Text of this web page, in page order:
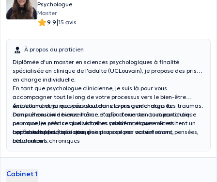
Psychologue
Master
9.9|15 avis
À propos du praticien
Diplômée d'un master en sciences psychologiques à finalité
spécialisée en clinique de l'adulte (UCLouvain), je propose des prises
en charge individuelle.
En tant que psychologue clinicienne, je suis là pour vous
accompagner tout le long de votre processus vers le bien-être
émotionnel ainsi que vous soutenir et vous guider dans la
compréhension de vous-même. J'apporte un soin tout particulier
pour que les séances individuelles soient un espace sûr et
confidentiel pour que vous puissiez explorer vos émotions, pensées,
etc.
Actuellement, je me spécialise dans la prise en charge des traumas.
Dans un souci de bienveillance et afin d’orienter au mieux chaque
personne, je précise que certaines problématiques nécessitent une
approche spécialisée que je ne propose pas actuellement,
notamment :
Les assuétudes (addictions)
Les douleurs chroniques
Les troubles de l’attachement
Les troubles obsessionnels compulsifs (TOC)
Cabinet 1